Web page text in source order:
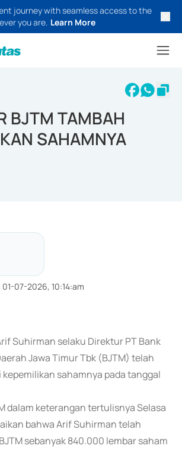
journey with seamless access to the
you are. Learn More
BJTM TAMBAH
SAHAMNYA
01-07-2026, 10:14:am
Suhirman selaku Direktur PT Bank
Jawa Timur Tbk (BJTM) telah
sahamnya pada tanggal
dalam keterangan tertulisnya Selasa
bahwa Arif Suhirman telah
sebanyak 840.000 lembar saham